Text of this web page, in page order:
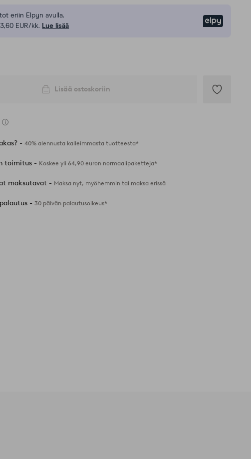
eriin Elpyn avulla.
EUR/kk. Lue lisää
Lisää ostoskoriin
-40% alennusta kalleimmasta tuotteesta*
toimitus - Koskee yli 64,90 euron normaalipaketteja*
maksutavat - Maksa nyt, myöhemmin tai maksa erissä
-30 päivän palautusoikeus*